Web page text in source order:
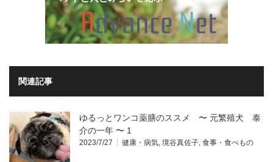
関連記事
ゆるっとワンコ薬膳のススメ 〜 元繁殖犬 泰
介の一年 〜 1
2023/7/27 健康・病気, 境谷真佐子, 食事・食べもの